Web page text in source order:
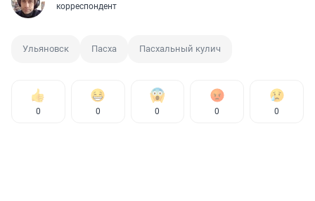
корреспондент
Ульяновск Пасха Пасхальный кулич
0 0 0 0 0